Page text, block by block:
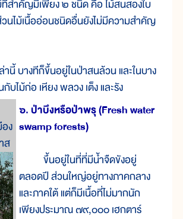
คัญมีเพียง ๒ ชนิด คือ ไม้สนสองใบ
วนไม้เนื้ออ่อนชนิดอื่นยังไม่มีความสำคัญ
บางทีก็ขึ้นอยู่ในป่าสนล้วน และในบาง
บไม้ก่อ เหียง พลวง เต็ง และรัง
ง
ส
๖. ป่าบึงหรือป่าพรุ (Fresh water
swamp forests)
ขึ้นอยู่ในที่ที่มีน้ำจืดขังอยู่
ตลอดปี ส่วนใหญ่อยู่ทางภาคกลาง
และภาคใต้ แต่ก็มีเนื้อที่ไม่มากนัก
เพียงประมาณ ๗๙,๐๐๐ เฮกตาร์